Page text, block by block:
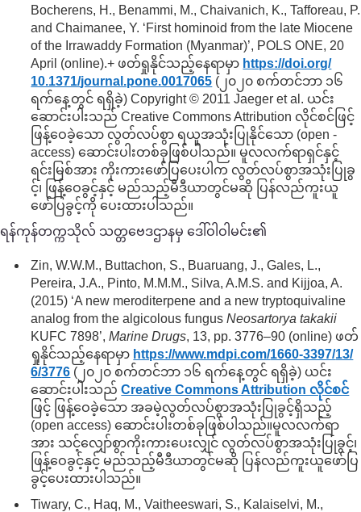
Bocherens, H., Benammi, M., Chaivanich, K., Tafforeau, P.
and Chaimanee, Y. ‘First hominoid from the late Miocene
of the Irrawaddy Formation (Myanmar)’, POLS ONE, 20
April (online).+ ဖတ်ရှုနိုင်သည့်နေရာမှာ https://doi.org/
10.1371/journal.pone.0017065 (၂၀၂၀ စက်တင်ဘာ ၁၆
ရက်နေ့တွင် ရရှိခဲ့) Copyright © 2011 Jaeger et al. ယင်း
ဆောင်းပါးသည် Creative Commons Attribution လိုင်စင်ဖြင့်
ဖြန့်ဝေခဲ့သော လွတ်လပ်စွာ ရယူအသုံးပြုနိုင်သော (open -
access) ဆောင်းပါးတစ်ခုဖြစ်ပါသည်။ မူလလက်ရာရှင်နှင့်
ရင်းမြစ်အား ကိုးကားဖော်ပြပေးပါက လွတ်လပ်စွာအသုံးပြုခွ
င့်၊ ဖြန့်ဝေခွင့်နှင့် မည်သည့်မီဒီယာတွင်မဆို ပြန်လည်ကူးယူ
ဖော်ပြခွင့်ကို ပေးထားပါသည်။
ရန်ကုန်တက္ကသိုလ် သတ္တဗေဒဌာနမှ ဒေါ်ဝါဝါမင်း၏
Zin, W.W.M., Buttachon, S., Buaruang, J., Gales, L.,
Pereira, J.A., Pinto, M.M.M., Silva, A.M.S. and Kijjoa, A.
(2015) ‘A new meroditerpene and a new tryptoquivaline
analog from the algicolous fungusNeosartorya takakii
KUFC 7898’,Marine Drugs, 13, pp. 3776–90 (online) ဖတ်
ရှုနိုင်သည့်နေရာမှာ https://www.mdpi.com/1660-3397/13/
6/3776 (၂၀၂၀ စက်တင်ဘာ ၁၆ ရက်နေ့တွင် ရရှိခဲ့) ယင်း
ဆောင်းပါးသည်Creative Commons Attribution လိုင်စင်
ဖြင့် ဖြန့်ဝေခဲ့သော အခမဲ့လွတ်လပ်စွာအသုံးပြုခွင့်ရှိသည့်
(open access) ဆောင်းပါးတစ်ခုဖြစ်ပါသည်။မူလလက်ရာ
အား သင့်လျှော်စွာကိုးကားပေးလျှင် လွတ်လပ်စွာအသုံးပြုခွင့်၊
ဖြန့်ဝေခွင့်နှင့် မည်သည့်မီဒီယာတွင်မဆို ပြန်လည်ကူးယူဖော်ပြ
ခွင့်ပေးထားပါသည်။
Tiwary, C., Haq, M., Vaitheeswari, S., Kalaiselvi, M.,